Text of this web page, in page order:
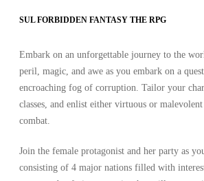
SUL FORBIDDEN FANTASY THE RPG
Embark on an unforgettable journey to the
peril, magic, and awe as you embark on a
encroaching fog of corruption. Tailor your
classes, and enlist either virtuous or
combat.
Join the female protagonist and her party as
consisting of 4 major nations filled with